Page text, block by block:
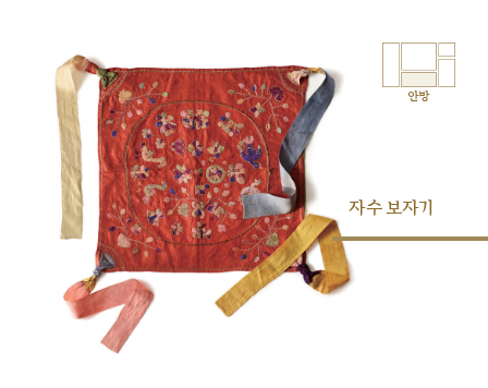
안방
자수 보자기